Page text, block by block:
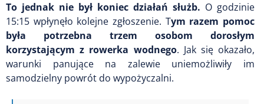
To jednak nie był koniec działań służb. O godzinie
15:15 wpłynęło kolejne zgłoszenie. Tym razem pomoc
była potrzebna trzem osobom dorosłym
korzystającym z rowerka wodnego. Jak się okazało,
warunki panujące na zalewie uniemożliwiły im
samodzielny powrót do wypożyczalni.